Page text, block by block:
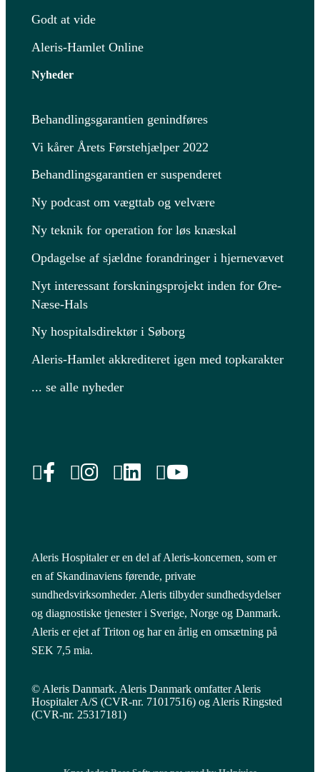
Godt at vide
Aleris-Hamlet Online
Nyheder
Behandlingsgarantien genindføres
Vi kårer Årets Førstehjælper 2022
Behandlingsgarantien er suspenderet
Ny podcast om vægttab og velvære
Ny teknik for operation for løs knæskal
Opdagelse af sjældne forandringer i hjernevævet
Nyt interessant forskningsprojekt inden for Øre-
Næse-Hals
Ny hospitalsdirektør i Søborg
Aleris-Hamlet akkrediteret igen med topkarakter
... se alle nyheder
Aleris Hospitaler er en del af Aleris-koncernen, som er
en af Skandinaviens førende, private
sundhedsvirksomheder. Aleris tilbyder sundhedsydelser
og diagnostiske tjenester i Sverige, Norge og Danmark.
Aleris er ejet af Triton og har en årlig en omsætning på
SEK 7,5 mia.
© Aleris Danmark. Aleris Danmark omfatter Aleris
Hospitaler A/S (CVR-nr. 71017516) og Aleris Ringsted
(CVR-nr. 25317181)